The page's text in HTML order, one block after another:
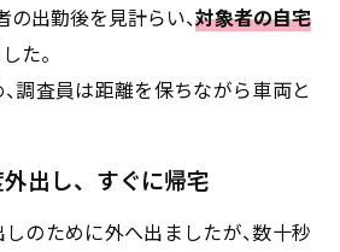
の出勤後を見計らい、対象者の自宅
た。
調査員は距離を保ちながら車両と
出し、すぐに帰宅
のために外へ出ましたが、数十秒